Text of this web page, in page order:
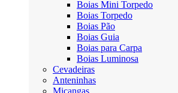
Boias Mini Torpedo
Boias Torpedo
Boias Pão
Boias Guia
Boias para Carpa
Boias Luminosa
Cevadeiras
Anteninhas
Miçangas